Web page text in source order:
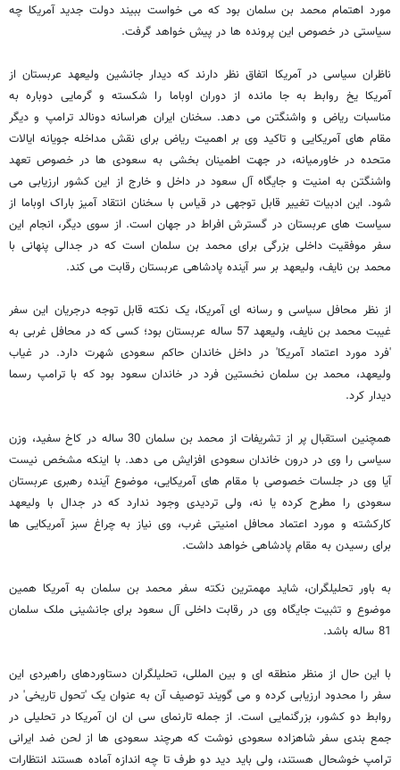
مورد اهتمام محمد بن سلمان بود که می خواست ببیند دولت جدید آمریکا چه
سیاستی در خصوص این پرونده ها در پیش خواهد گرفت.
ناظران سیاسی در آمریکا اتفاق نظر دارند که دیدار جانشین ولیعهد عربستان از
آمریکا یخ روابط به جا مانده از دوران اوباما را شکسته و گرمایی دوباره به
مناسبات ریاض و واشنگتن می دهد. سخنان ایران هراسانه دونالد ترامپ و دیگر
مقام های آمریکایی و تاکید وی بر اهمیت ریاض برای نقش مداخله جویانه ایالات
متحده در خاورمیانه، در جهت اطمینان بخشی به سعودی ها در خصوص تعهد
واشنگتن به امنیت و جایگاه آل سعود در داخل و خارج از این کشور ارزیابی می
شود. این ادبیات تغییر قابل توجهی در قیاس با سخنان انتقاد آمیز باراک اوباما از
سیاست های عربستان در گسترش افراط در جهان است. از سوی دیگر، انجام این
سفر موفقیت داخلی بزرگی برای محمد بن سلمان است که در جدالی پنهانی با
محمد بن نایف، ولیعهد بر سر آینده پادشاهی عربستان رقابت می کند.
از نظر محافل سیاسی و رسانه ای آمریکا، یک نکته قابل توجه درجریان این سفر
غیبت محمد بن نایف، ولیعهد 57 ساله عربستان بود؛ کسی که در محافل غربی به
'فرد مورد اعتماد آمریکا' در داخل خاندان حاکم سعودی شهرت دارد. در غیاب
ولیعهد، محمد بن سلمان نخستین فرد در خاندان سعود بود که با ترامپ رسما
دیدار کرد.
همچنین استقبال پر از تشریفات از محمد بن سلمان 30 ساله در کاخ سفید، وزن
سیاسی را وی در درون خاندان سعودی افزایش می دهد. با اینکه مشخص نیست
آیا وی در جلسات خصوصی با مقام های آمریکایی، موضوع آینده رهبری عربستان
سعودی را مطرح کرده یا نه، ولی تردیدی وجود ندارد که در جدال با ولیعهد
کارکشته و مورد اعتماد محافل امنیتی غرب، وی نیاز به چراغ سبز آمریکایی ها
برای رسیدن به مقام پادشاهی خواهد داشت.
به باور تحلیلگران، شاید مهمترین نکته سفر محمد بن سلمان به آمریکا همین
موضوع و تثبیت جایگاه وی در رقابت داخلی آل سعود برای جانشینی ملک سلمان
81 ساله باشد.
با این حال از منظر منطقه ای و بین المللی، تحلیلگران دستاوردهای راهبردی این
سفر را محدود ارزیابی کرده و می گویند توصیف آن به عنوان یک 'تحول تاریخی' در
روابط دو کشور، بزرگنمایی است. از جمله تارنمای سی ان ان آمریکا در تحلیلی در
جمع بندی سفر شاهزاده سعودی نوشت که هرچند سعودی ها از لحن ضد ایرانی
ترامپ خوشحال هستند، ولی باید دید دو طرف تا چه اندازه آماده هستند انتظارات